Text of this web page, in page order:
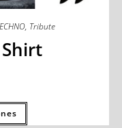
, Tribute